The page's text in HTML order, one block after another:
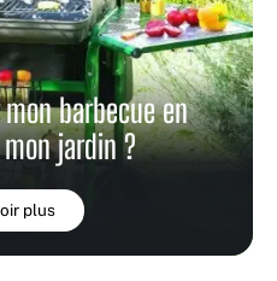
barbecue en
jardin ?
plus